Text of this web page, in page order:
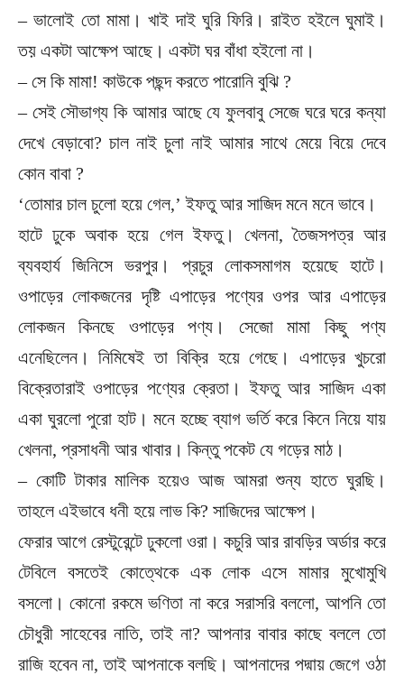
– ভালোই তো মামা। খাই দাই ঘুরি ফিরি। রাইত হইলে ঘুমাই।
তয় একটা আক্ষেপ আছে। একটা ঘর বাঁধা হইলো না।
– সে কি মামা! কাউকে পছন্দ করতে পারোনি বুঝি ?
– সেই সৌভাগ্য কি আমার আছে যে ফুলবাবু সেজে ঘরে ঘরে কন্যা
দেখে বেড়াবো? চাল নাই চুলা নাই আমার সাথে মেয়ে বিয়ে দেবে
কোন বাবা ?
‘তোমার চাল চুলো হয়ে গেল,’ ইফতু আর সাজিদ মনে মনে ভাবে।
হাটে ঢুকে অবাক হয়ে গেল ইফতু। খেলনা, তৈজসপত্র আর
ব্যবহার্য জিনিসে ভরপুর। প্রচুর লোকসমাগম হয়েছে হাটে।
ওপাড়ের লোকজনের দৃষ্টি এপাড়ের পণ্যের ওপর আর এপাড়ের
লোকজন কিনছে ওপাড়ের পণ্য। সেজো মামা কিছু পণ্য
এনেছিলেন। নিমিষেই তা বিক্রি হয়ে গেছে। এপাড়ের খুচরো
বিক্রেতারাই ওপাড়ের পণ্যের ক্রেতা। ইফতু আর সাজিদ একা
একা ঘুরলো পুরো হাট। মনে হচ্ছে ব্যাগ ভর্তি করে কিনে নিয়ে যায়
খেলনা, প্রসাধনী আর খাবার। কিন্তু পকেট যে গড়ের মাঠ।
– কোটি টাকার মালিক হয়েও আজ আমরা শুন্য হাতে ঘুরছি।
তাহলে এইভাবে ধনী হয়ে লাভ কি? সাজিদের আক্ষেপ।
ফেরার আগে রেস্টুরেন্টে ঢুকলো ওরা। কচুরি আর রাবড়ির অর্ডার করে
টেবিলে বসতেই কোত্থেকে এক লোক এসে মামার মুখোমুখি
বসলো। কোনো রকমে ভণিতা না করে সরাসরি বললো, আপনি তো
চৌধুরী সাহেবের নাতি, তাই না? আপনার বাবার কাছে বললে তো
রাজি হবেন না, তাই আপনাকে বলছি। আপনাদের পদ্মায় জেগে ওঠা